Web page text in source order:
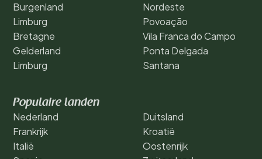
Burgenland
Limburg
Bretagne
Gelderland
Limburg
Nordeste
Povoação
Vila Franca do Campo
Ponta Delgada
Santana
Populaire landen
Nederland
Frankrijk
Italië
Duitsland
Kroatië
Oostenrijk